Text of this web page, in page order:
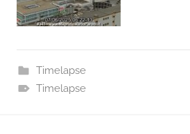
Timelapse
Timelapse